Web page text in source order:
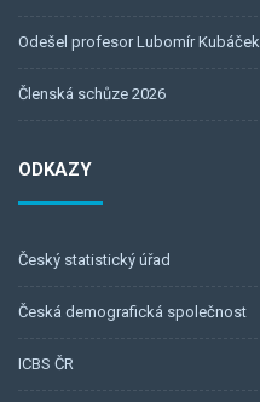
Odešel profesor Lubomír Kubáček
Členská schůze 2026
ODKAZY
Český statistický úřad
Česká demografická společnost
ICBS ČR